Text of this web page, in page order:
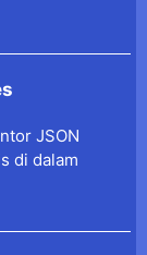
JSON
di dalam